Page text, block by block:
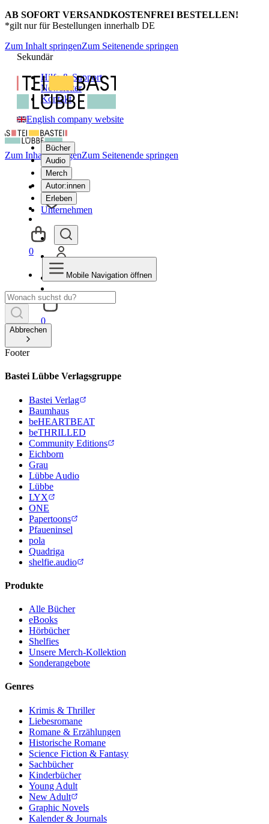
AB SOFORT VERSANDKOSTENFREI BESTELLEN!
*gilt nur für Bestellungen innerhalb DE
Zum Inhalt springenZum Seitenende springen
Sekundär
Hilfe & Support
Newsletter
Kontakt
English company website
Bücher
Audio
Merch
Autor:innen
Erleben
Unternehmen
0
Zum Inhalt springenZum Seitenende springen
0
Mobile Navigation öffnen
Abbrechen
Footer
Bastei Lübbe Verlagsgruppe
Bastei Verlag
Baumhaus
beHEARTBEAT
beTHRILLED
Community Editions
Eichborn
Grau
Lübbe Audio
Lübbe
LYX
ONE
Papertoons
Pfaueninsel
pola
Quadriga
shelfie.audio
Produkte
Alle Bücher
eBooks
Hörbücher
Shelfies
Unsere Merch-Kollektion
Sonderangebote
Genres
Krimis & Thriller
Liebesromane
Romane & Erzählungen
Historische Romane
Science Fiction & Fantasy
Sachbücher
Kinderbücher
Young Adult
New Adult
Graphic Novels
Kalender & Journals